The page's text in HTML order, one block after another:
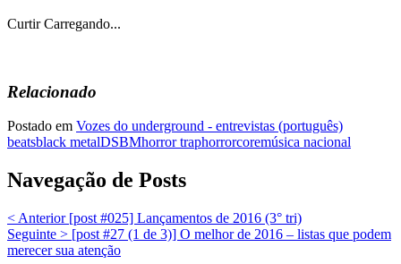
Curtir Carregando...
Relacionado
Postado em Vozes do underground - entrevistas (português)
beatsblack metalDSBMhorror traphorrorcoremúsica nacional
Navegação de Posts
< Anterior[post #025] Lançamentos de 2016 (3° tri)
Seguinte > [post #27 (1 de 3)] O melhor de 2016 – listas que podem
merecer sua atenção